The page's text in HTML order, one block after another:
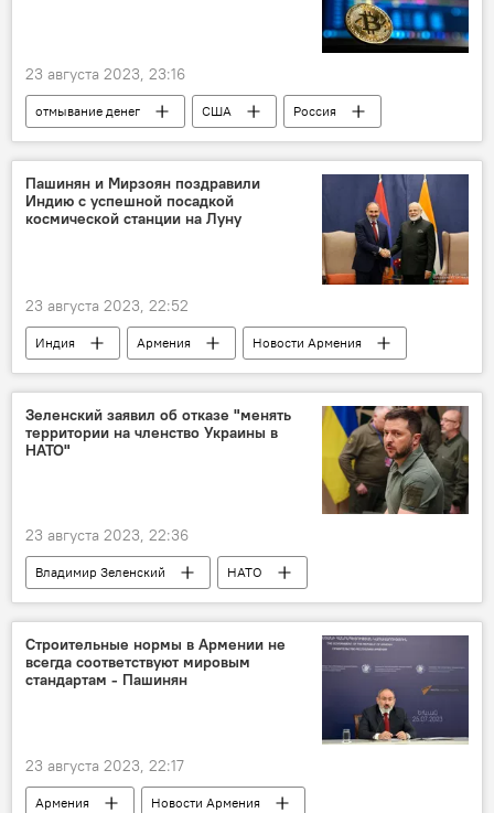
23 августа 2023, 23:16
отмывание денег США
Россия
КНДР
хакер
Пашинян и Мирзоян поздравили
Индию с успешной посадкой
космической станции на Луну
23 августа 2023, 22:52
Индия Армения
Новости Армения
станция
космос
Зеленский заявил об отказе "менять
территории на членство Украины в
НАТО"
23 августа 2023, 22:36
Владимир Зеленский
НАТО
Украина
Россия
Строительные нормы в Армении не
всегда соответствуют мировым
стандартам - Пашинян
23 августа 2023, 22:17
Армения
Новости Армения